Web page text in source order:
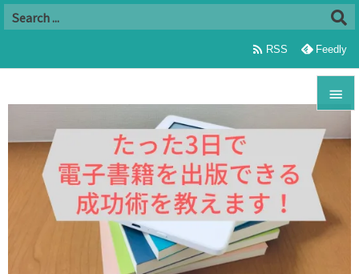


メニュ

前へ
 RSS Feedly